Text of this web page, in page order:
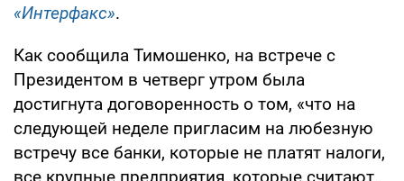
«Интерфакс».
Как сообщила Тимошенко, на встрече с
Президентом в четверг утром была
достигнута договоренность о том, «что на
следующей неделе пригласим на любезную
встречу все банки, которые не платят налоги,
все крупные предприятия, которые считают,